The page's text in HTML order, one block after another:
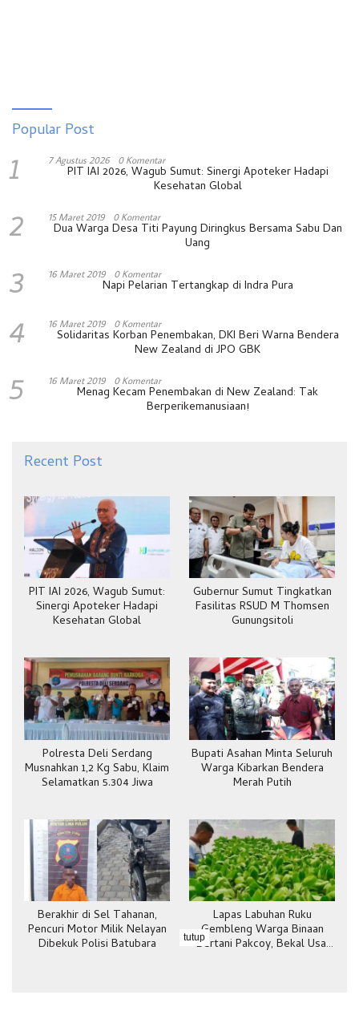
Popular Post
1 7 Agustus 2026 0 Komentar
PIT IAI 2026, Wagub Sumut: Sinergi Apoteker Hadapi
Kesehatan Global
2 15 Maret 2019 0 Komentar
Dua Warga Desa Titi Payung Diringkus Bersama Sabu Dan
Uang
3 16 Maret 2019 0 Komentar
Napi Pelarian Tertangkap di Indra Pura
4 16 Maret 2019 0 Komentar
Solidaritas Korban Penembakan, DKI Beri Warna Bendera
New Zealand di JPO GBK
5 16 Maret 2019 0 Komentar
Menag Kecam Penembakan di New Zealand: Tak
Berperikemanusiaan!
Recent Post
PIT IAI 2026, Wagub Sumut:
Sinergi Apoteker Hadapi
Kesehatan Global
Gubernur Sumut Tingkatkan
Fasilitas RSUD M Thomsen
Gunungsitoli
Polresta Deli Serdang
Musnahkan 1,2 Kg Sabu, Klaim
Selamatkan 5.304 Jiwa
Bupati Asahan Minta Seluruh
Warga Kibarkan Bendera
Merah Putih
Berakhir di Sel Tahanan,
Pencuri Motor Milik Nelayan
Dibekuk Polisi Batubara
Lapas Labuhan Ruku
Gembleng Warga Binaan
Bertani Pakcoy, Bekal Usai
tutup